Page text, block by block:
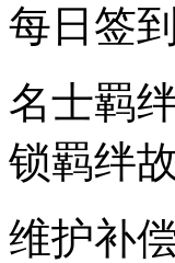
每日签
名士羁
锁羁绊
维护补